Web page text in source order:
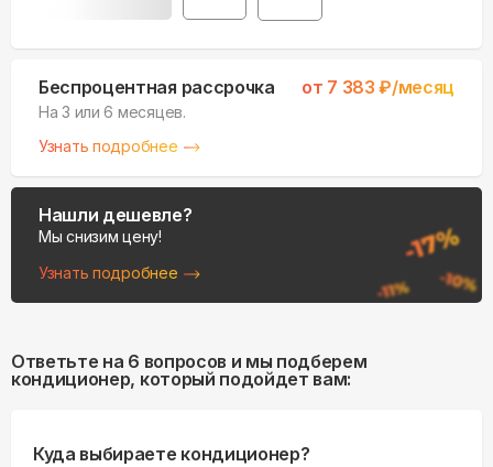
Беспроцентная рассрочка от 7 383 ₽/месяц
На 3 или 6 месяцев.
Узнать подробнее
Нашли дешевле?
Мы снизим цену!
Узнать подробнее
Ответьте на 6 вопросов и мы подберем
кондиционер, который подойдет вам:
Куда выбираете кондиционер?